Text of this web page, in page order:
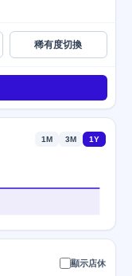
稀有度切換
1M 3M 1Y
顯示店休